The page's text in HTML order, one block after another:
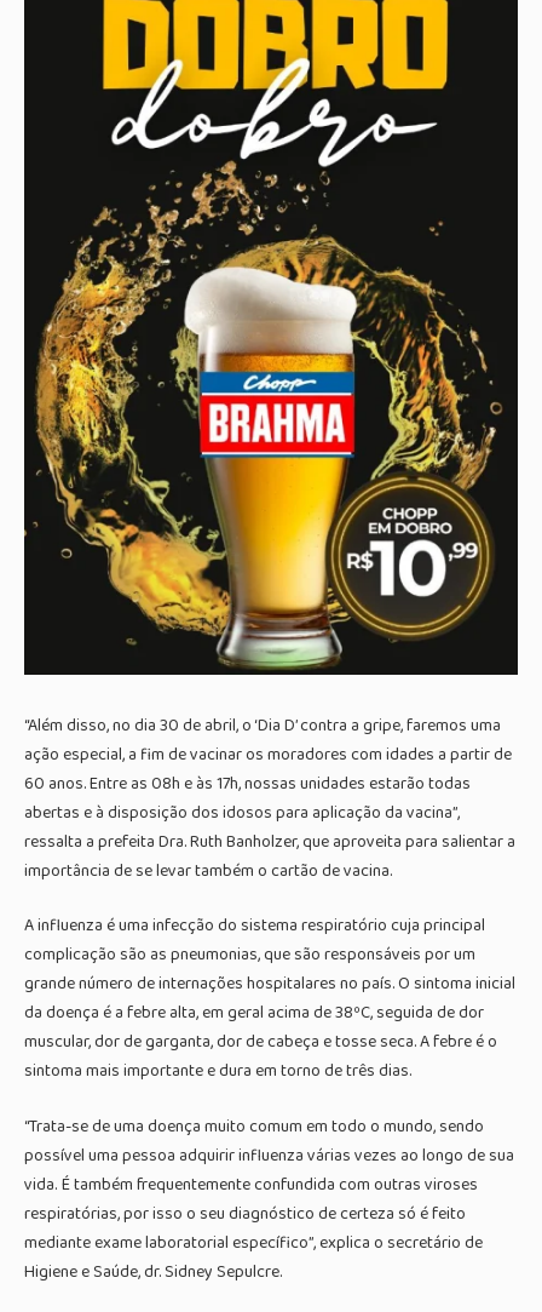
“Além disso, no dia 30 de abril, o ‘Dia D’ contra a gripe, faremos uma
ação especial, a fim de vacinar os moradores com idades a partir de
60 anos. Entre as 08h e às 17h, nossas unidades estarão todas
abertas e à disposição dos idosos para aplicação da vacina”,
ressalta a prefeita Dra. Ruth Banholzer, que aproveita para salientar a
importância de se levar também o cartão de vacina.
A influenza é uma infecção do sistema respiratório cuja principal
complicação são as pneumonias, que são responsáveis por um
grande número de internações hospitalares no país. O sintoma inicial
da doença é a febre alta, em geral acima de 38ºC, seguida de dor
muscular, dor de garganta, dor de cabeça e tosse seca. A febre é o
sintoma mais importante e dura em torno de três dias.
“Trata-se de uma doença muito comum em todo o mundo, sendo
possível uma pessoa adquirir influenza várias vezes ao longo de sua
vida. É também frequentemente confundida com outras viroses
respiratórias, por isso o seu diagnóstico de certeza só é feito
mediante exame laboratorial específico”, explica o secretário de
Higiene e Saúde, dr. Sidney Sepulcre.